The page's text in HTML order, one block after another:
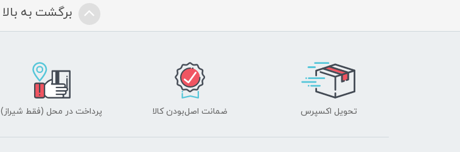
برگشت به بالا
تحویل اکسپرس ضمانت اصل‌بودن کالا پرداخت در محل (فقط شیراز)